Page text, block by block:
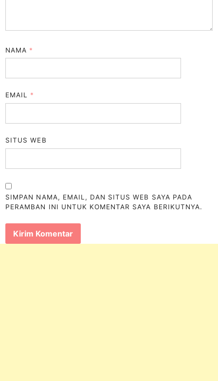
NAMA *
EMAIL *
SITUS WEB
SIMPAN NAMA, EMAIL, DAN SITUS WEB SAYA PADA
PERAMBAN INI UNTUK KOMENTAR SAYA BERIKUTNYA.